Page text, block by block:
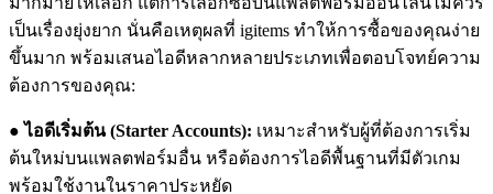
เป็นเรื่องยุ่งยาก นั่นคือเหตุผลที่ igitems ทำให้การซื้อของคุณง่าย
ขึ้นมาก พร้อมเสนอไอดีหลากหลายประเภทเพื่อตอบโจทย์ความ
ต้องการของคุณ:
●ไอดีเริ่มต้น (Starter Accounts): เหมาะสำหรับผู้ที่ต้องการเริ่ม
ต้นใหม่บนแพลตฟอร์มอื่น หรือต้องการไอดีพื้นฐานที่มีตัวเกม
พร้อมใช้งานในราคาประหยัด